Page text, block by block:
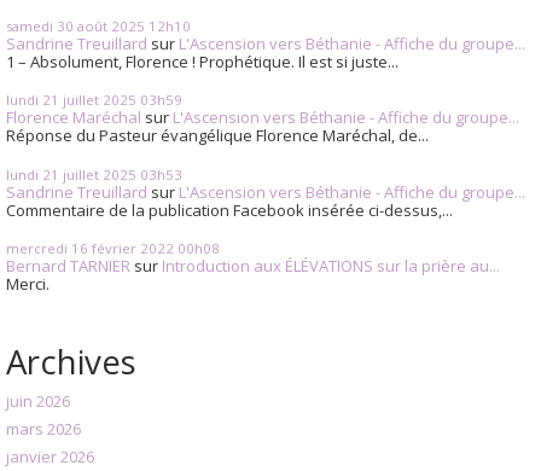
samedi 30 août 2025 12h10
Sandrine Treuillard sur L'Ascension vers Béthanie - Affiche du groupe...
1 – Absolument, Florence ! Prophétique. Il est si juste...
lundi 21 juillet 2025 03h59
Florence Maréchal sur L'Ascension vers Béthanie - Affiche du groupe...
Réponse du Pasteur évangélique Florence Maréchal, de...
lundi 21 juillet 2025 03h53
Sandrine Treuillard sur L'Ascension vers Béthanie - Affiche du groupe...
Commentaire de la publication Facebook insérée ci-dessus,...
mercredi 16 février 2022 00h08
Bernard TARNIER sur Introduction aux ÉLÉVATIONS sur la prière au...
Merci.
Archives
juin 2026
mars 2026
janvier 2026